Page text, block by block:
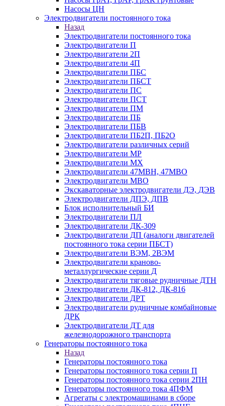
Насосы ЦН
Электродвигатели постоянного тока
Назад
Электродвигатели постоянного тока
Электродвигатели П
Электродвигатели 2П
Электродвигатели 4П
Электродвигатели ПБС
Электродвигатели ПБСТ
Электродвигатели ПС
Электродвигатели ПСТ
Электродвигатели ПМ
Электродвигатели ПБ
Электродвигатели ПБВ
Электродвигатели ПБ2П, ПБ2О
Электродвигатели различных серий
Электродвигатели МР
Электродвигатели MX
Электродвигатели 47MBH, 47МВО
Электродвигатели MBO
Экскаваторные электродвигатели ДЭ, ДЭВ
Электродвигатели ДПЭ, ДПВ
Блок исполнительный БИ
Электродвигатели ПЛ
Электродвигатели ДК-309
Электродвигатели ДП (аналоги двигателей
постоянного тока серии ПБСТ)
Электродвигатели ВЭМ, 2ВЭМ
Электродвигатели краново-
металлургические серии Д
Электродвигатели тяговые рудничные ДТН
Электродвигатели ДК-812, ДК-816
Электродвигатели ДРТ
Электродвигатели рудничные комбайновые
ДРК
Электродвигатели ДТ для
железнодорожного транспорта
Генераторы постоянного тока
Назад
Генераторы постоянного тока
Генераторы постоянного тока серии П
Генераторы постоянного тока серии 2ПН
Генераторы постоянного тока 4ПФМ
Агрегаты с электромашинами в сборе